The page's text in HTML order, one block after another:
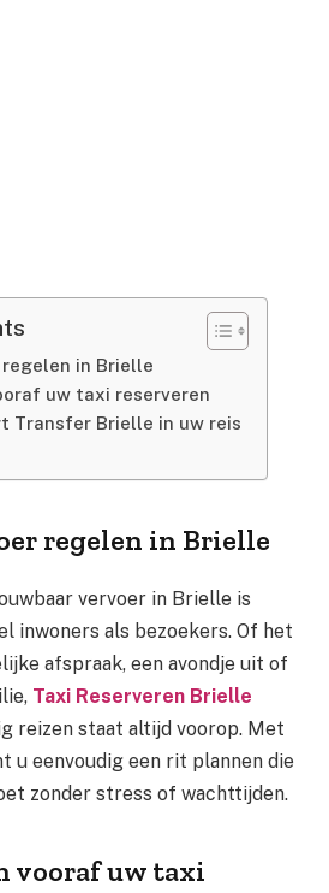
in Brielle
uw taxi reserveren
Transfer Brielle in uw reis
regelen in Brielle
vervoer in Brielle is
inwoners als bezoekers. Of het
afspraak, een avondje uit of
Taxi Reserveren Brielle
reizen staat altijd voorop. Met
u eenvoudig een rit plannen die
zonder stress of wachttijden.
vooraf uw taxi